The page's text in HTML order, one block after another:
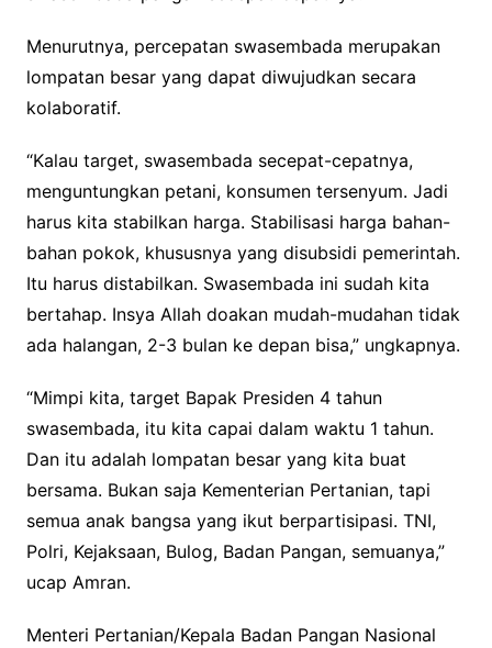
Menurutnya, percepatan swasembada merupakan
lompatan besar yang dapat diwujudkan secara
kolaboratif.
“Kalau target, swasembada secepat-cepatnya,
menguntungkan petani, konsumen tersenyum. Jadi
harus kita stabilkan harga. Stabilisasi harga bahan-
bahan pokok, khususnya yang disubsidi pemerintah.
Itu harus distabilkan. Swasembada ini sudah kita
bertahap. Insya Allah doakan mudah-mudahan tidak
ada halangan, 2-3 bulan ke depan bisa,” ungkapnya.
“Mimpi kita, target Bapak Presiden 4 tahun
swasembada, itu kita capai dalam waktu 1 tahun.
Dan itu adalah lompatan besar yang kita buat
bersama. Bukan saja Kementerian Pertanian, tapi
semua anak bangsa yang ikut berpartisipasi. TNI,
Polri, Kejaksaan, Bulog, Badan Pangan, semuanya,”
ucap Amran.
Menteri Pertanian/Kepala Badan Pangan Nasional